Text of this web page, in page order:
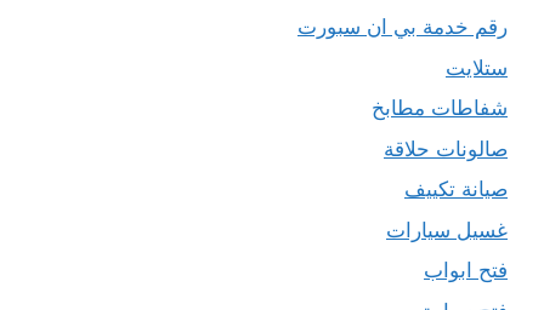
رقم خدمة بي ان سبورت
ستلايت
شفاطات مطابخ
صالونات حلاقة
صيانة تكييف
غسيل سيارات
فتح ابواب